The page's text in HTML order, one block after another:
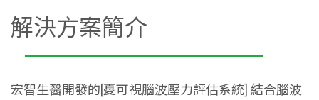
解決方案簡介
宏智生醫開發的[憂可視腦波壓力評估系統] 結合腦波